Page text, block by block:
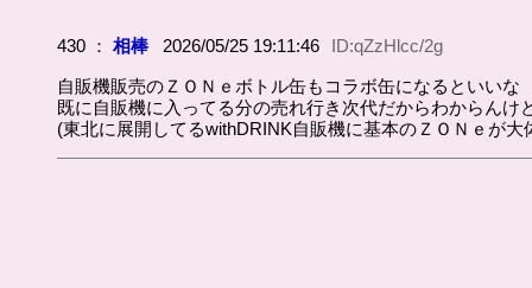
430 ：相棒2026/05/25 19:11:46
ID:qZzHlcc/2g
自販機販売のＺＯＮｅボトル缶もコラボ缶になるといいな
既に自販機に入ってる分の売れ行き次代だからわからんけ
(東北に展開してるwithDRINK自販機に基本のＺＯＮｅが大